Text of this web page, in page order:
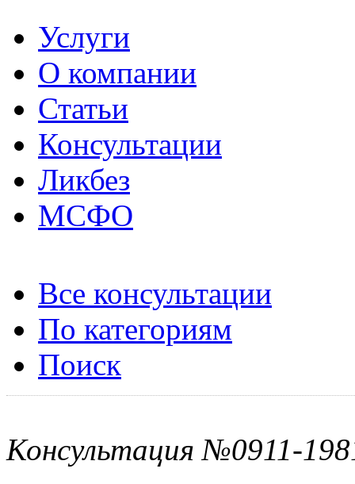
Услуги
О компании
Статьи
Консультации
Ликбез
МСФО
Все консультации
По категориям
Поиск
Консультация №0911-